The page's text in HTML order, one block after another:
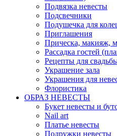
Подвязка невесты
Подсвечники
Подушечка для
Приглашения
Прическа, макияж,
Рассадка гостей
Рецепты для
Украшение зала
Украшения для
Флористика
ОБРАЗ НЕВЕСТЫ
Букет невесты и
Nail art
Платье невесты
Подружки невесты